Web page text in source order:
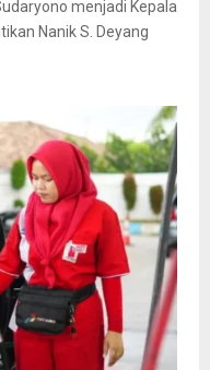
menjadi Kepala
Nanik S. Deyang